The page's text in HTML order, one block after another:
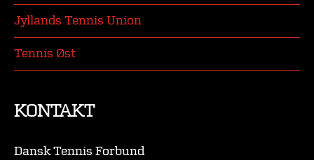
Jyllands Tennis Union
Tennis Øst
KONTAKT
Dansk Tennis Forbund